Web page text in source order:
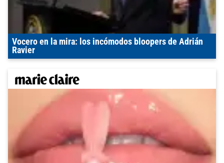
Vocero en la mira: los incómodos bloopers de Adrián
Ravier